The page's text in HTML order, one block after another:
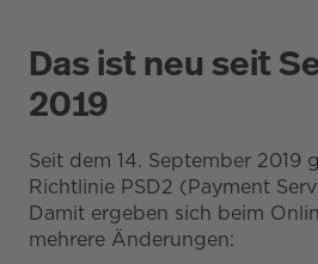
Das ist neu seit
2019
Seit dem 14. September 2019
Richtlinie PSD2 (Payment
Damit ergeben sich beim
mehrere Änderungen: